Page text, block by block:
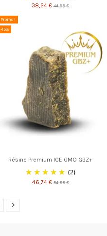
38,24 € 44,99 €
Promo !
-15%
Résine Premium ICE GMO GBZ+
(2)
46,74 €54,99 €